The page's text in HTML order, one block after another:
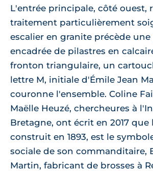
L'entrée principale, côté ouest,
traitement particulièrement
escalier en granite précède
encadrée de pilastres en
fronton triangulaire, un
lettre M, initiale d'Émile Jean
couronne l'ensemble. Coline
Maëlle Heuzé, chercheures à
Bretagne, ont écrit en 2017 que
construit en 1893, est le
sociale de son commanditaire,
Martin, fabricant de brosses à